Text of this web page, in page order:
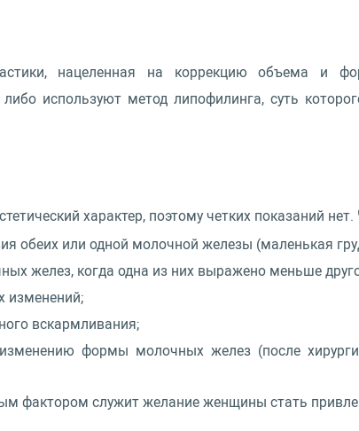
нацеленная на коррекцию объема
используют метод липофилинга, суть
характер, поэтому четких показаний
обеих или одной молочной железы (маленькая
желез, когда одна из них выражено меньше
изменений;
вскармливания;
формы молочных желез (после
фактором служит желание женщины стать